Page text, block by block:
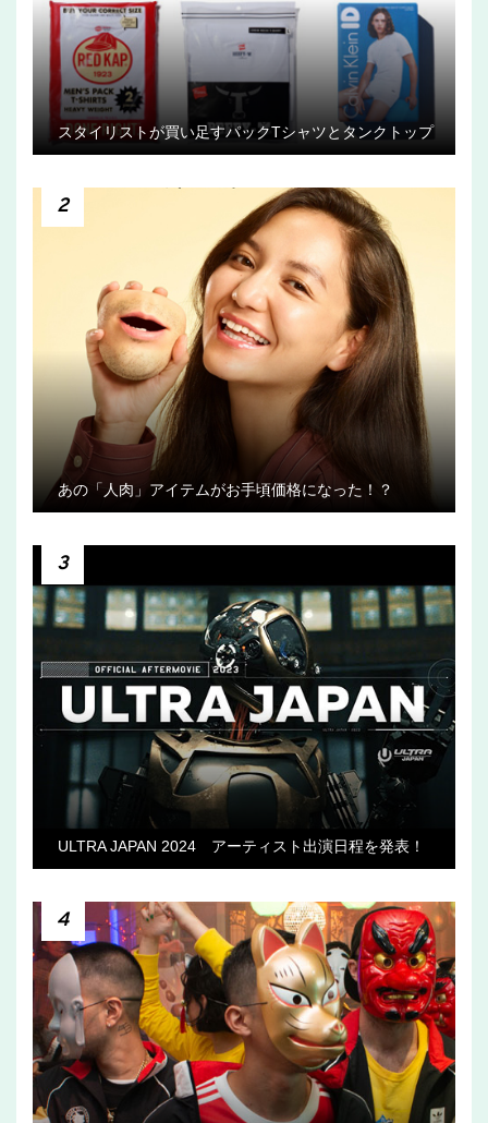
スタイリストが買い足すパックTシャツとタンクトップ
2
あの「人肉」アイテムがお手頃価格になった！？
3
ULTRA JAPAN 2024 アーティスト出演日程を発表！
4